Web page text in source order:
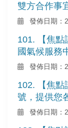
雙方合作事
發佈日期：
101. 【焦點
國氣候服務
發佈日期：
102. 【焦點
號，提供您
發佈日期：